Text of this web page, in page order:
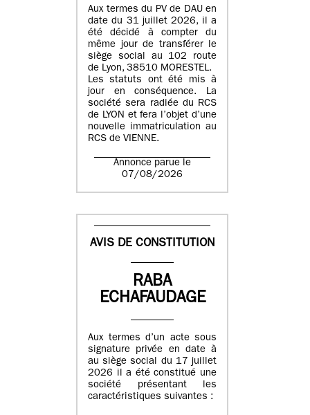
Aux termes du PV de DAU en
date du 31 juillet 2026, il a
été décidé à compter du
même jour de transférer le
siège social au 102 route
de Lyon, 38510 MORESTEL.
Les statuts ont été mis à
jour en conséquence. La
société sera radiée du RCS
de LYON et fera l’objet d’une
nouvelle immatriculation au
RCS de VIENNE.
Annonce parue le
07/08/2026
AVIS DE CONSTITUTION
RABA
ECHAFAUDAGE
Aux termes d’un acte sous
signature privée en date à
au siège social du 17 juillet
2026 il a été constitué une
société présentant les
caractéristiques suivantes :